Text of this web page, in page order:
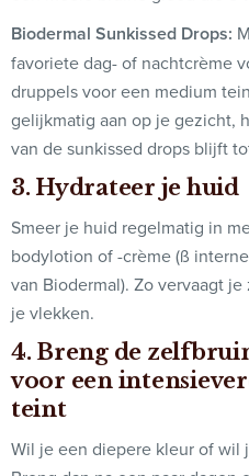
Biodermal Sunkissed Drops:
favoriete dag- of nachtcrème
druppels voor een medium
gelijkmatig aan op je gezicht,
van de sunkissed drops blijft
3. Hydrateer je huid
Smeer je huid regelmatig in
bodylotion of -crème (ß
van Biodermal). Zo vervaagt
je vlekken.
4. Breng de
voor een
teint
Wil je een diepere kleur of wil